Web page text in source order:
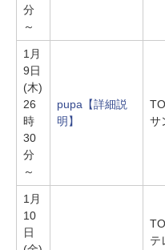
分
～
1月
9日
(木)
26
時
30
分
～
pupa 【詳細説
明】
サ
1月
10
日
テ